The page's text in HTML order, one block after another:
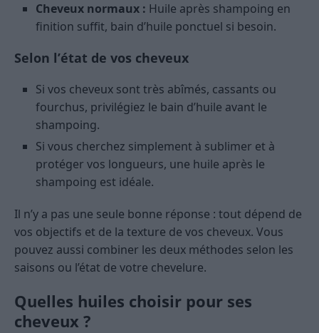
Cheveux normaux : Huile après shampoing en
finition suffit, bain d’huile ponctuel si besoin.
Selon l’état de vos cheveux
Si vos cheveux sont très abîmés, cassants ou
fourchus, privilégiez le bain d’huile avant le
shampoing.
Si vous cherchez simplement à sublimer et à
protéger vos longueurs, une huile après le
shampoing est idéale.
Il n’y a pas une seule bonne réponse : tout dépend de
vos objectifs et de la texture de vos cheveux. Vous
pouvez aussi combiner les deux méthodes selon les
saisons ou l’état de votre chevelure.
Quelles huiles choisir pour ses
cheveux ?